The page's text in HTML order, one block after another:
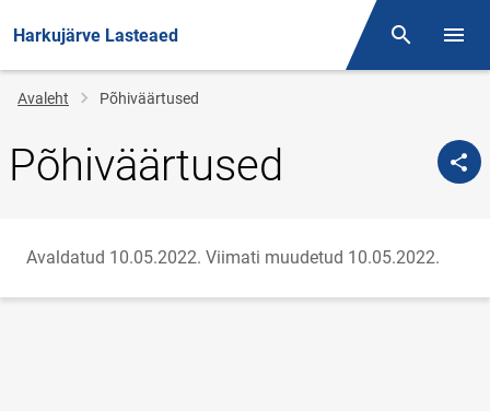
Harkujärve Lasteaed Otsing
Jälglink
Avaleht Põhiväärtused
Põhiväärtused
Avaldatud 10.05.2022. Viimati muudetud 10.05.2022.